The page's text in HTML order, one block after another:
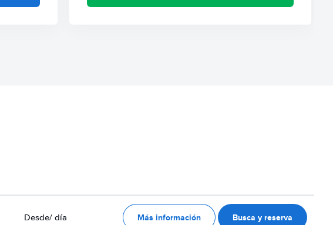
Desde/ día Más información Busca y reserva